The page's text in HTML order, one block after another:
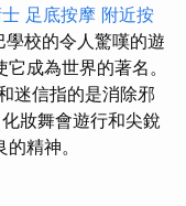
足底按摩 附近按
學校的令人驚嘆的遊
成為世界的著名。
迷信指的是消除邪
妝舞會遊行和尖銳
精神。